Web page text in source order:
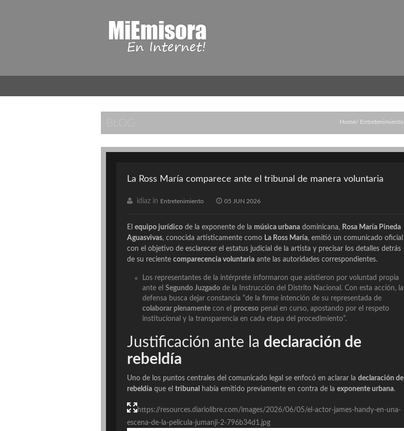
BLOG Home Entretenimiento
La Ross María comparece ante el tribunal de manera voluntaria
idiaz in Entretenimiento 05 JUN 2026
El equipo jurídico de la exponente de la música urbana dominicana, Rosa María Pineda
Aguasvivas, conocida artísticamente como La Ross María, emitió un comunicado oficial
con el objetivo de esclarecer el estatus judicial de la artista y precisar los detalles detrás
de su reciente comparecencia voluntaria ante las autoridades correspondientes.
Los representantes de la intérprete informaron que asistieron por voluntad propia
ante el Segundo Juzgado de la Instrucción del Distrito Nacional. Con esta acción, la
defensa busca dejar constancia “de la firme intención de su representada de
colaborar plenamente con el proceso penal en curso, apostando por el respeto
institucional y la transparencia en cada etapa del procedimiento”.
Justificación ante la declaración de
rebeldía
Uno de los puntos centrales del comunicado legal se enfocó en aclarar la declaración de
rebeldía que el tribunal había emitido previamente en contra de la exponente urbana.
https://resources.diariolibre.com/images/2026/06/05/el-actor-james-handy-en-una-
escena-de-la-pelicula-jumanji-2-796b34d1.jpg